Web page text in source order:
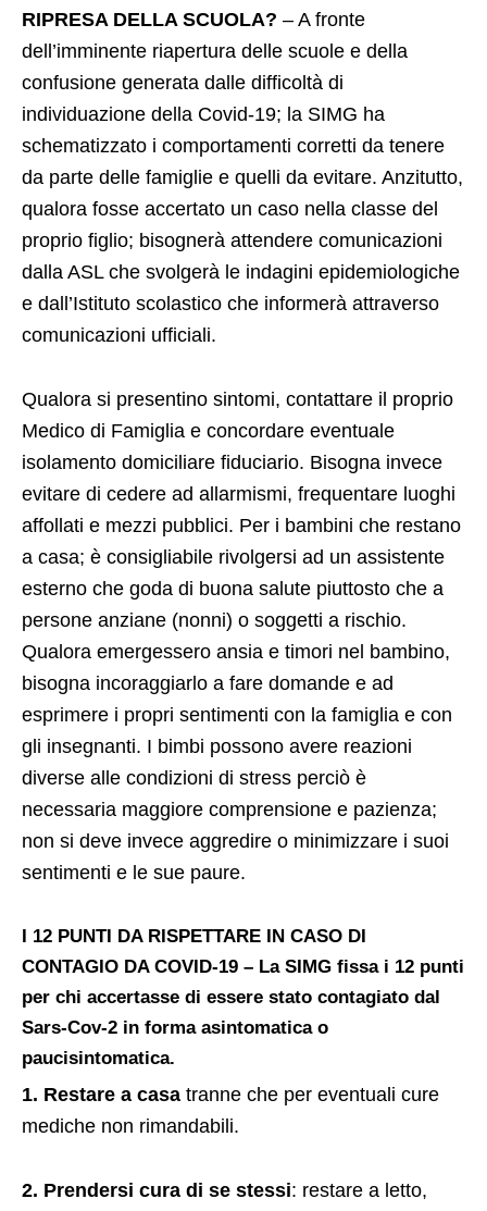
RIPRESA DELLA SCUOLA? – A fronte
dell’imminente riapertura delle scuole e della
confusione generata dalle difficoltà di
individuazione della Covid-19; la SIMG ha
schematizzato i comportamenti corretti da tenere
da parte delle famiglie e quelli da evitare. Anzitutto,
qualora fosse accertato un caso nella classe del
proprio figlio; bisognerà attendere comunicazioni
dalla ASL che svolgerà le indagini epidemiologiche
e dall’Istituto scolastico che informerà attraverso
comunicazioni ufficiali.
Qualora si presentino sintomi, contattare il proprio
Medico di Famiglia e concordare eventuale
isolamento domiciliare fiduciario. Bisogna invece
evitare di cedere ad allarmismi, frequentare luoghi
affollati e mezzi pubblici. Per i bambini che restano
a casa; è consigliabile rivolgersi ad un assistente
esterno che goda di buona salute piuttosto che a
persone anziane (nonni) o soggetti a rischio.
Qualora emergessero ansia e timori nel bambino,
bisogna incoraggiarlo a fare domande e ad
esprimere i propri sentimenti con la famiglia e con
gli insegnanti. I bimbi possono avere reazioni
diverse alle condizioni di stress perciò è
necessaria maggiore comprensione e pazienza;
non si deve invece aggredire o minimizzare i suoi
sentimenti e le sue paure.
I 12 PUNTI DA RISPETTARE IN CASO DI
CONTAGIO DA COVID-19 – La SIMG fissa i 12 punti
per chi accertasse di essere stato contagiato dal
Sars-Cov-2 in forma asintomatica o
paucisintomatica.
1. Restare a casa tranne che per eventuali cure
mediche non rimandabili.
2. Prendersi cura di se stessi: restare a letto,